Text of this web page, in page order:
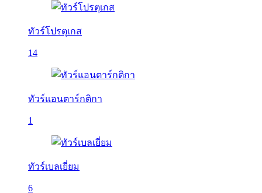
ทัวร์โปรตุเกส
14
ทัวร์แอนตาร์กติกา
1
ทัวร์เบลเยี่ยม
6